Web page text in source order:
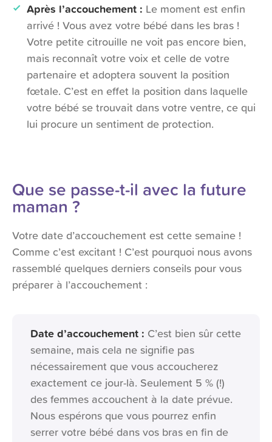
Après l’accouchement : Le moment est enfin
arrivé ! Vous avez votre bébé dans les bras !
Votre petite citrouille ne voit pas encore bien,
mais reconnaît votre voix et celle de votre
partenaire et adoptera souvent la position
fœtale. C’est en effet la position dans laquelle
votre bébé se trouvait dans votre ventre, ce qui
lui procure un sentiment de protection.
Que se passe-t-il avec la future
maman ?
Votre date d’accouchement est cette semaine !
Comme c’est excitant ! C’est pourquoi nous avons
rassemblé quelques derniers conseils pour vous
préparer à l’accouchement :
Date d’accouchement : C’est bien sûr cette
semaine, mais cela ne signifie pas
nécessairement que vous accoucherez
exactement ce jour-là. Seulement 5 % (!)
des femmes accouchent à la date prévue.
Nous espérons que vous pourrez enfin
serrer votre bébé dans vos bras en fin de